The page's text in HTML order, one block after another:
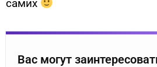
самих
Вас могут